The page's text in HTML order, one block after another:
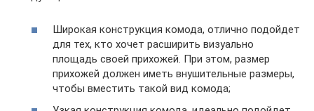
Широкая конструкция комода, отлично подойдет
для тех, кто хочет расширить визуально
площадь своей прихожей. При этом, размер
прихожей должен иметь внушительные размеры,
чтобы вместить такой вид комода;